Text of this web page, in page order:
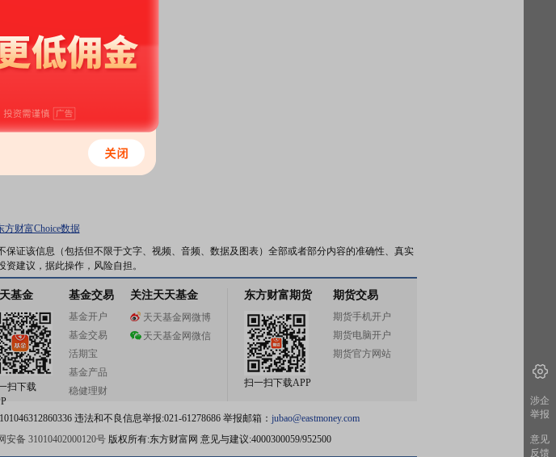
方财富Choice数据
证该信息（包括但不限于文字、视频、音频、数据及图表）全部或者部分内容的准确性、真实
建议，据此操作，风险自担。
基金
扫下载
基金交易
基金开户
基金交易
活期宝
基金产品
稳健理财
关注天天基金
天天基金网微博
天天基金网微信
东方财富期货
扫一扫下载APP
期货交易
期货手机开户
期货电脑开户
期货官方网站
违法和不良信息举报:021-61278686 举报邮箱： jubao@eastmoney.com
安备 31010402000120号版权所有:东方财富网 意见与建议:4000300059/952500
涉企
举报
意见
反馈